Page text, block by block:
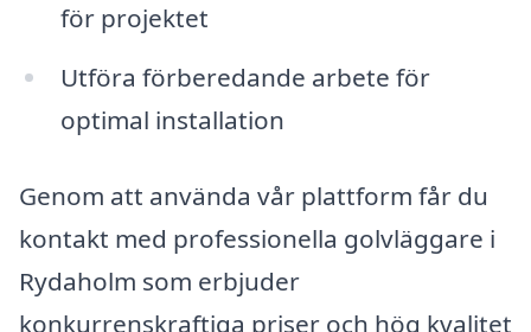
för projektet
Utföra förberedande arbete för
optimal installation
Genom att använda vår plattform får du
kontakt med professionella golvläggare i
Rydaholm som erbjuder
konkurrenskraftiga priser och hög kvalitet